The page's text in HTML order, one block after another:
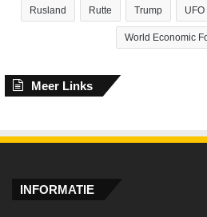
Rusland Rutte Trump UFO
World Economic
Meer Links
INFORMATIE